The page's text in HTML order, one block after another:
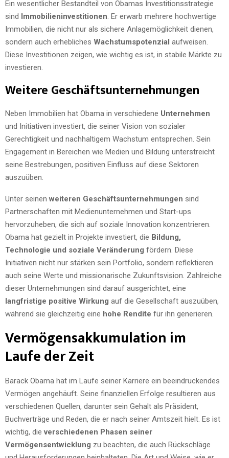
Ein wesentlicher Bestandteil von Obamas Investitionsstrategie
sind Immobilieninvestitionen . Er erwarb mehrere hochwertige
Immobilien, die nicht nur als sichere Anlagemöglichkeit dienen,
sondern auch erhebliches Wachstumspotenzial aufweisen.
Diese Investitionen zeigen, wie wichtig es ist, in stabile Märkte zu
investieren.
Weitere Geschäftsunternehmungen
Neben Immobilien hat Obama in verschiedene Unternehmen
und Initiativen investiert, die seiner Vision von sozialer
Gerechtigkeit und nachhaltigem Wachstum entsprechen. Sein
Engagement in Bereichen wie Medien und Bildung unterstreicht
seine Bestrebungen, positiven Einfluss auf diese Sektoren
auszuüben.
Unter seinen weiteren Geschäftsunternehmungen sind
Partnerschaften mit Medienunternehmen und Start-ups
hervorzuheben, die sich auf soziale Innovation konzentrieren.
Obama hat gezielt in Projekte investiert, die Bildung,
Technologie und soziale Veränderung fördern. Diese
Initiativen nicht nur stärken sein Portfolio, sondern reflektieren
auch seine Werte und missionarische Zukunftsvision. Zahlreiche
dieser Unternehmungen sind darauf ausgerichtet, eine
langfristige positive Wirkung auf die Gesellschaft auszuüben,
während sie gleichzeitig eine hohe Rendite für ihn generieren.
Vermögensakkumulation im
Laufe der Zeit
Barack Obama hat im Laufe seiner Karriere ein beeindruckendes
Vermögen angehäuft. Seine finanziellen Erfolge resultieren aus
verschiedenen Quellen, darunter sein Gehalt als Präsident,
Buchverträge und Reden, die er nach seiner Amtszeit hielt. Es ist
wichtig, dieverschiedenen Phasen seiner
Vermögensentwicklung zu beachten, die auch Rückschläge